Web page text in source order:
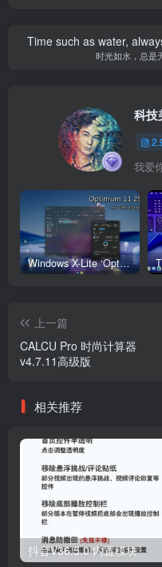
Time such as water,
时光如水，总是
科技
我爱
Windows X-Lite ‘Optimum 11’ 25H2 Pro v2
上一篇
CALCU Pro 时尚计算器
v4.7.11高级版
相关推荐
抖音V36.5.0 内置模块